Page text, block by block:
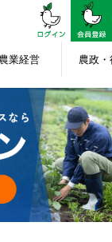
農業経営 農政・